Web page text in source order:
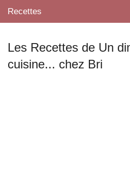
Recettes
Mes blogs préférés
Les Recettes de Un
cuisine... chez Bri